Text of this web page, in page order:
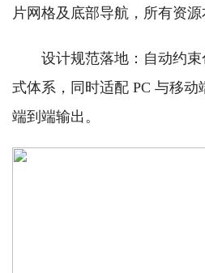
片网格及底部导航，所有资源
设计规范落地：自动约
式体系，同时适配 PC 与移
端到端输出。